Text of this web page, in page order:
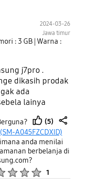
2024-03-26
Jawa timur
: 3 GB | Warna :
j7pro .
dikasih prodak
ada
lainya
thumb
up
(5)
share
A045FZCDXID)
anda menilai
berbelanja di
1